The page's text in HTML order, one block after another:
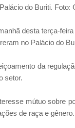
do Buriti. Foto:
desta terça-
no Palácio do
da
setor.
mútuo sobre
de raça e gênero.